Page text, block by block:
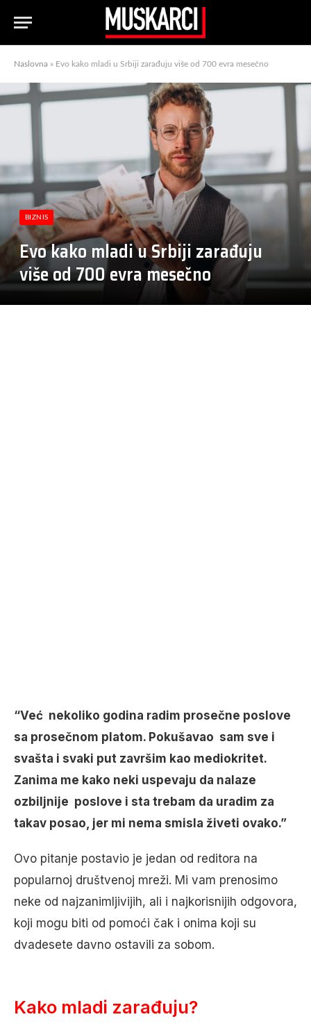
Naslovna » Evo kako mladi u Srbiji zarađuju više od 700 evra mesečno
BIZNIS
Evo kako mladi u Srbiji zarađuju
više od 700 evra mesečno
“Već nekoliko godina radim prosečne poslove
sa prosečnom platom. Pokušavao sam sve i
svašta i svaki put završim kao mediokritet.
Zanima me kako neki uspevaju da nalaze
ozbiljnije poslove i sta trebam da uradim za
takav posao, jer mi nema smisla živeti ovako.”
Ovo pitanje postavio je jedan od reditora na
popularnoj društvenoj mreži. Mi vam prenosimo
neke od najzanimljivijih, ali i najkorisnijih odgovora,
koji mogu biti od pomoći čak i onima koji su
dvadesete davno ostavili za sobom.
Kako mladi zarađuju?